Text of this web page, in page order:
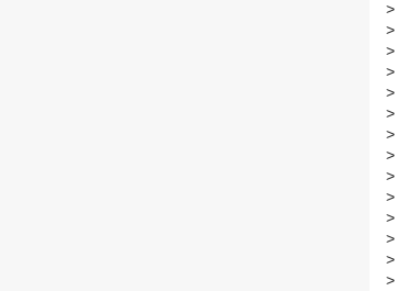
>
>
>
>
>
>
>
>
>
>
>
>
>
>